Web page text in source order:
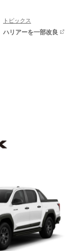
トピックス
ハリアーを一部改良